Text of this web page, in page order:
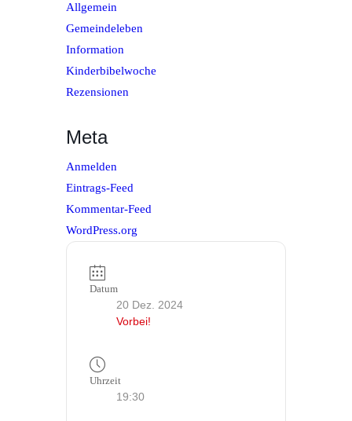
Allgemein
Gemeindeleben
Information
Kinderbibelwoche
Rezensionen
Meta
Anmelden
Eintrags-Feed
Kommentar-Feed
WordPress.org
Datum
20 Dez. 2024
Vorbei!
Uhrzeit
19:30